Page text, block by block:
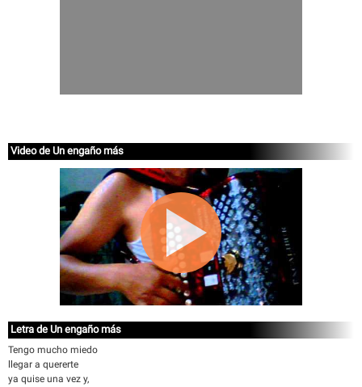
Video de Un engaño más
Letra de Un engaño más
Tengo mucho miedo
llegar a quererte
ya quise una vez y,